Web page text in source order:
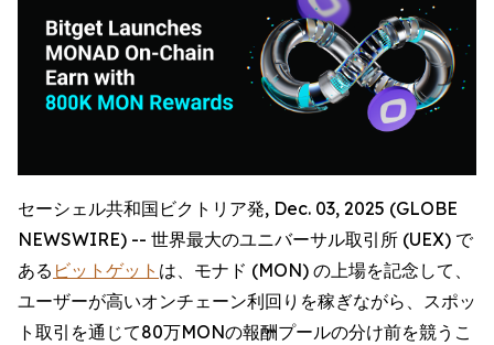
セーシェル共和国ビクトリア発, Dec. 03, 2025 (GLOBE
NEWSWIRE) -- 世界最大のユニバーサル取引所 (UEX) で
ある ビットゲット は、モナド (MON) の上場を記念して、
ユーザーが高いオンチェーン利回りを稼ぎながら、スポッ
ト取引を通じて80万MONの報酬プールの分け前を競うこ